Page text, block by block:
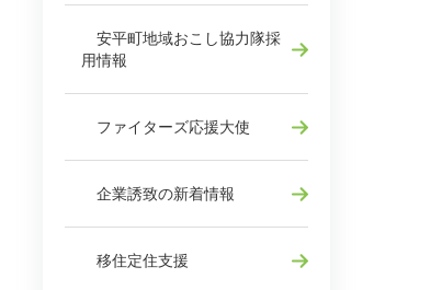
安平町地域おこし協力隊採
用情報
ファイターズ応援大使
企業誘致の新着情報
移住定住支援